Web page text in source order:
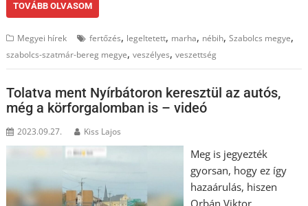
TOVÁBB OLVASOM
Megyei hírek fertőzés, legeltetett, marha, nébih,Szabolcs megye,
szabolcs-szatmár-bereg megye,veszélyes,veszettség
Tolatva ment Nyírbátoron keresztül az autós,
még a körforgalomban is – videó
2023.09.27. Kiss Lajos
Meg is jegyezték
gyorsan, hogy ez így
hazaárulás, hiszen
Orbán Viktor